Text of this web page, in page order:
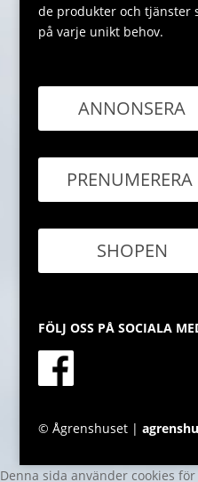
de produkter och tjänster
på varje unikt behov.
ANNONSERA
PRENUMERERA
SHOPEN
FÖLJ OSS PÅ SOCIALA
© Ågrenshuset |
Denna sida använder cookies